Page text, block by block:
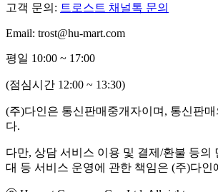
고객 문의: 트로스트 채널톡 문의
Email: trost@hu-mart.com
평일 10:00 ~ 17:00
(점심시간 12:00 ~ 13:30)
(주)다인은 통신판매중개자이며, 통신판매
다.
다만, 상담 서비스 이용 및 결제/환불 등의
대 등 서비스 운영에 관한 책임은 (주)다인